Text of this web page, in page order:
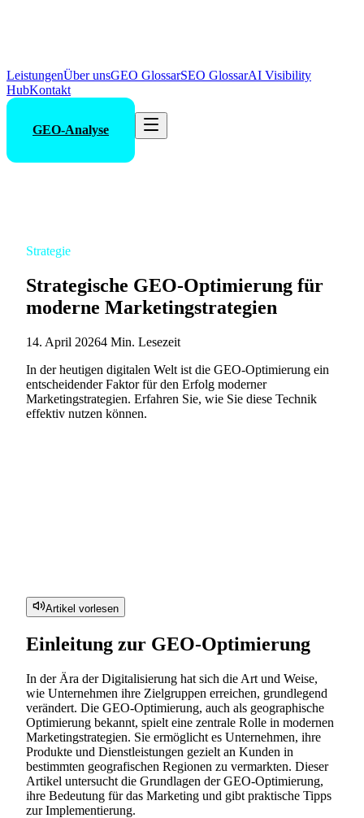
LeistungenÜber unsGEO GlossarSEO GlossarAI Visibility
HubKontakt
GEO-Analyse
Strategie
Strategische GEO-Optimierung für
moderne Marketingstrategien
14. April 20264 Min. Lesezeit
In der heutigen digitalen Welt ist die GEO-Optimierung ein
entscheidender Faktor für den Erfolg moderner
Marketingstrategien. Erfahren Sie, wie Sie diese Technik
effektiv nutzen können.
Artikel vorlesen
Einleitung zur GEO-Optimierung
In der Ära der Digitalisierung hat sich die Art und Weise,
wie Unternehmen ihre Zielgruppen erreichen, grundlegend
verändert. Die GEO-Optimierung, auch als geographische
Optimierung bekannt, spielt eine zentrale Rolle in modernen
Marketingstrategien. Sie ermöglicht es Unternehmen, ihre
Produkte und Dienstleistungen gezielt an Kunden in
bestimmten geografischen Regionen zu vermarkten. Dieser
Artikel untersucht die Grundlagen der GEO-Optimierung,
ihre Bedeutung für das Marketing und gibt praktische Tipps
zur Implementierung.